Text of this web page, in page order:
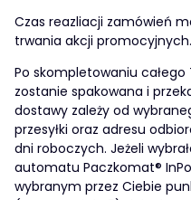
Czas reazliacji zamówień
trwania akcji promocyjnych.
Po skompletowaniu
zostanie spakowana i
dostawy zależy od
przesyłki oraz adresu
dni roboczych. Jeżeli
automatu Paczkomat®
wybranym przez Ciebie